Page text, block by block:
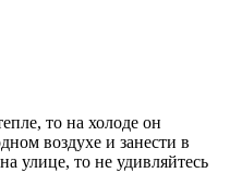
то на холоде он
воздухе и занести в
улице, то не удивляйтесь